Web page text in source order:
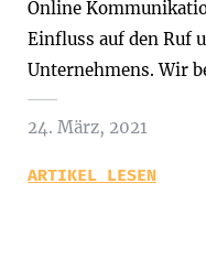
Online
Einfluss auf den Ruf
Unternehmens. Wir
24. März, 2021
ARTIKEL LESEN